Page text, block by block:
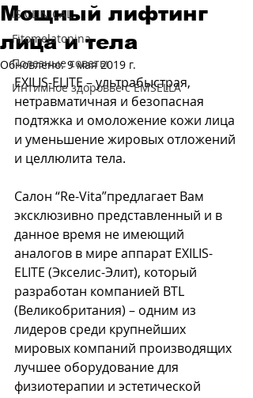
iS CLINICAL
Fitomelatonina
Полезные советы
Интимное здоровье с EMSELLA
Мощный лифтинг
лица и тела
Обновлено:9 мая 2019 г.
EXILIS-ELITE – ультрабыстрая,
нетравматичная и безопасная
подтяжка и омоложение кожи лица
и уменьшение жировых отложений
и целлюлита тела.
Салон “Re-Vita”предлагает Вам
эксклюзивно представленный и в
данное время не имеющий
аналогов в мире аппарат EXILIS-
ELITE (Экселис-Элит), который
разработан компанией BTL
(Великобритания) – одним из
лидеров среди крупнейших
мировых компаний производящих
лучшее оборудование для
физиотерапии и эстетической